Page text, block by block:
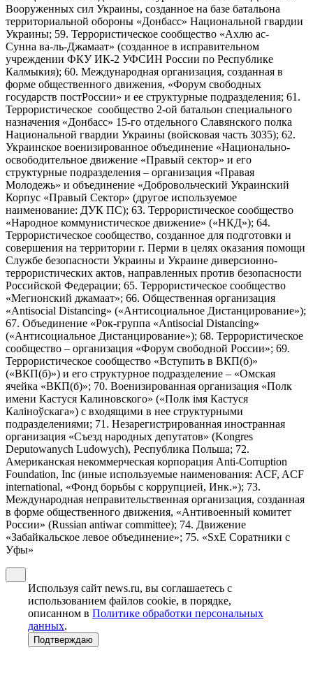
Вооруженных сил Украины, созданное на базе батальона
территориальной обороны «Донбасс» Национальной гвардии
Украины; 59. Террористическое сообщество «Ахлю ас-
Сунна ва-ль-Джамаат» (созданное в исправительном
учреждении ФКУ ИК-2 УФСИН России по Республике
Калмыкия); 60. Международная организация, созданная в
форме общественного движения, «Форум свободных
государств постРоссии» и ее структурные подразделения; 61.
Террористическое сообщество 2-ой батальон специального
назначения «Донбасс» 15-го отдельного Славянского полка
Национальной гвардии Украины (войсковая часть 3035); 62.
Украинское военизированное объединение «Национально-
освободительное движение «Правый сектор» и его
структурные подразделения – организация «Правая
Молодежь» и объединение «Добровольческий Украинский
Корпус «Правый Сектор» (другое используемое
наименование: ДУК ПС); 63. Террористическое сообщество
«Народное коммунистическое движение» («НКД»); 64.
Террористическое сообщество, созданное для подготовки и
совершения на территории г. Перми в целях оказания помощи
Службе безопасности Украины и Украине диверсионно-
террористических актов, направленных против безопасности
Российской Федерации; 65. Террористическое сообщество
«Мегионский джамаат»; 66. Общественная организация
«Antisocial Distancing» («Антисоциальное Дистанцирование»);
67. Объединение «Рок-группа «Antisocial Distancing»
(«Антисоциальное Дистанцирование»); 68. Террористическое
сообщество – организация «Форум свободной России»; 69.
Террористическое сообщество «Вступить в ВКП(б)»
(«ВКП(б)») и его структурное подразделение – «Омская
ячейка «ВКП(б)»; 70. Военизированная организация «Полк
имени Кастуся Калиновского» («Полк iмя Кастуся
Калiноўскага») с входящими в нее структурными
подразделениями; 71. Незарегистрированная иностранная
организация «Съезд народных депутатов» (Kongres
Deputowanych Ludowych), Республика Польша; 72.
Американская некоммерческая корпорация Anti-Corruption
Foundation, Inc (иные используемые наименования: ACF, ACF
international, «Фонд борьбы с коррупцией, Инк.»); 73.
Международная неправительственная организация, созданная
в форме общественного движения, «Антивоенный комитет
России» (Russian antiwar committee); 74. Движение
«Забайкальское левое объединение»; 75. «SxE Соратники с
Уфы»
Используя сайт news.ru, вы соглашаетесь с
использованием файлов cookie, в порядке,
описанном в Политике обработки персональных
данных.
Подтверждаю